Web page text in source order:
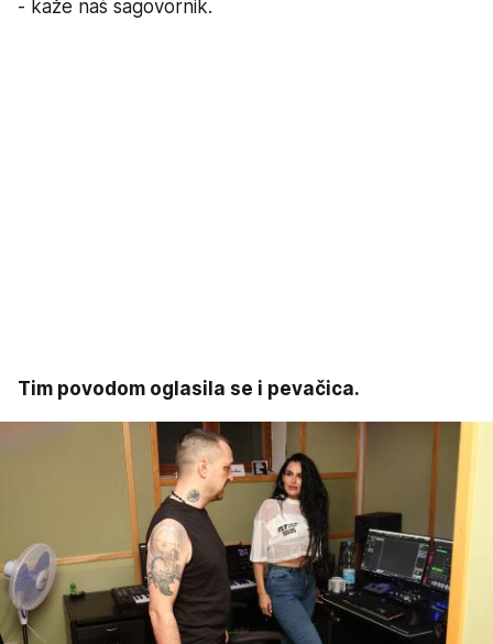
- kaže naš sagovornik.
Tim povodom oglasila se i pevačica.